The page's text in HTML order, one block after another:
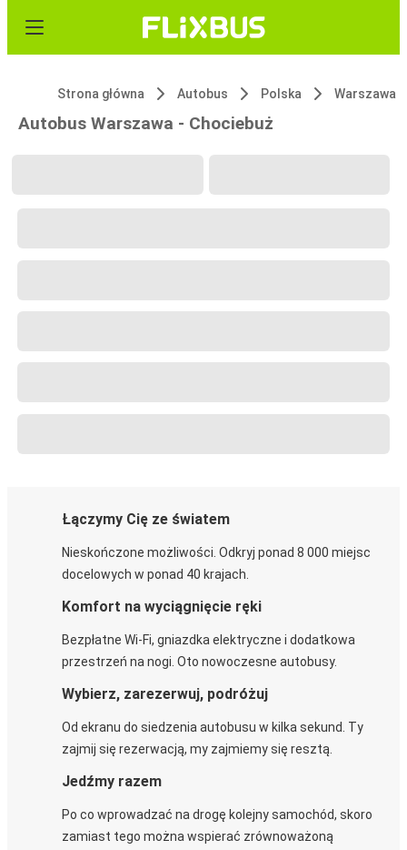
Strona główna Autobus Polska Warszawa
Autobus Warszawa - Chociebuż
Łączymy Cię ze światem
Nieskończone możliwości. Odkryj ponad 8 000 miejsc
docelowych w ponad 40 krajach.
Komfort na wyciągnięcie ręki
Bezpłatne Wi-Fi, gniazdka elektryczne i dodatkowa
przestrzeń na nogi. Oto nowoczesne autobusy.
Wybierz, zarezerwuj, podróżuj
Od ekranu do siedzenia autobusu w kilka sekund. Ty
zajmij się rezerwacją, my zajmiemy się resztą.
Jedźmy razem
Po co wprowadzać na drogę kolejny samochód, skoro
zamiast tego można wspierać zrównoważoną